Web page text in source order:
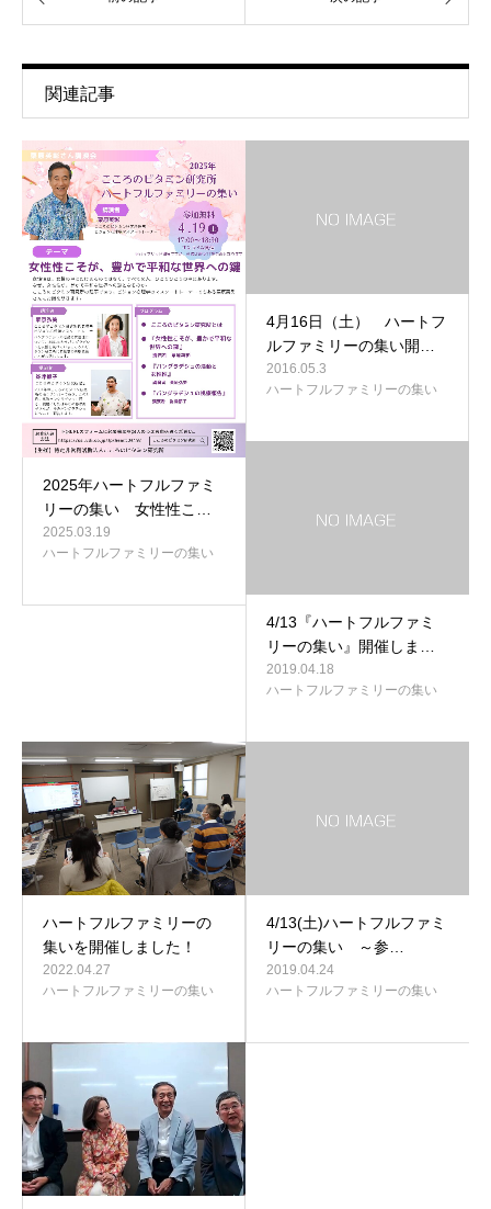
関連記事
2025年ハートフルファミ
リーの集い 女性性こ…
2025.03.19
ハートフルファミリーの集い
4月16日（土） ハートフ
ルファミリーの集い開…
2016.05.3
ハートフルファミリーの集い
4/13『ハートフルファミ
リーの集い』開催しま…
2019.04.18
ハートフルファミリーの集い
ハートフルファミリーの
集いを開催しました！
2022.04.27
ハートフルファミリーの集い
4/13(土)ハートフルファミ
リーの集い ～参…
2019.04.24
ハートフルファミリーの集い